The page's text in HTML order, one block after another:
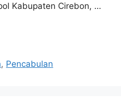
Kabupaten Cirebon, …
, Pencabulan